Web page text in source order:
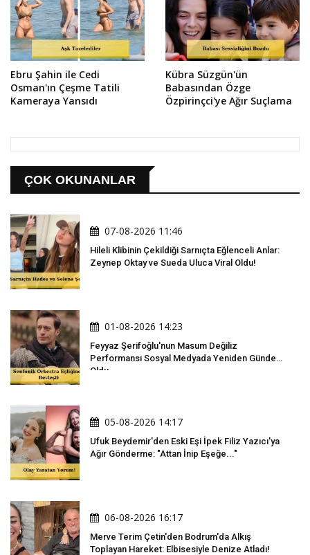
Ebru Şahin ile Cedi
Osman'ın Çeşme Tatili
Kameraya Yansıdı
Kübra Süzgün'ün
Babasından Özge
Özpirinçci'ye Ağır Suçlama
ÇOK OKUNANLAR
07-08-2026 11:46
Hileli Klibinin Çekildiği Sarnıçta Eğlenceli Anlar:
Zeynep Oktay ve Sueda Uluca Viral Oldu!
01-08-2026 14:23
Feyyaz Şerifoğlu'nun Masum Değiliz
Performansı Sosyal Medyada Yeniden Gündem
Oldu
05-08-2026 14:17
Ufuk Beydemir'den Eski Eşi İpek Filiz Yazıcı'ya
Ağır Gönderme: "Attan İnip Eşeğe..."
06-08-2026 16:17
Merve Terim Çetin'den Bodrum'da Alkış
Toplayan Hareket: Elbisesiyle Denize Atladı!